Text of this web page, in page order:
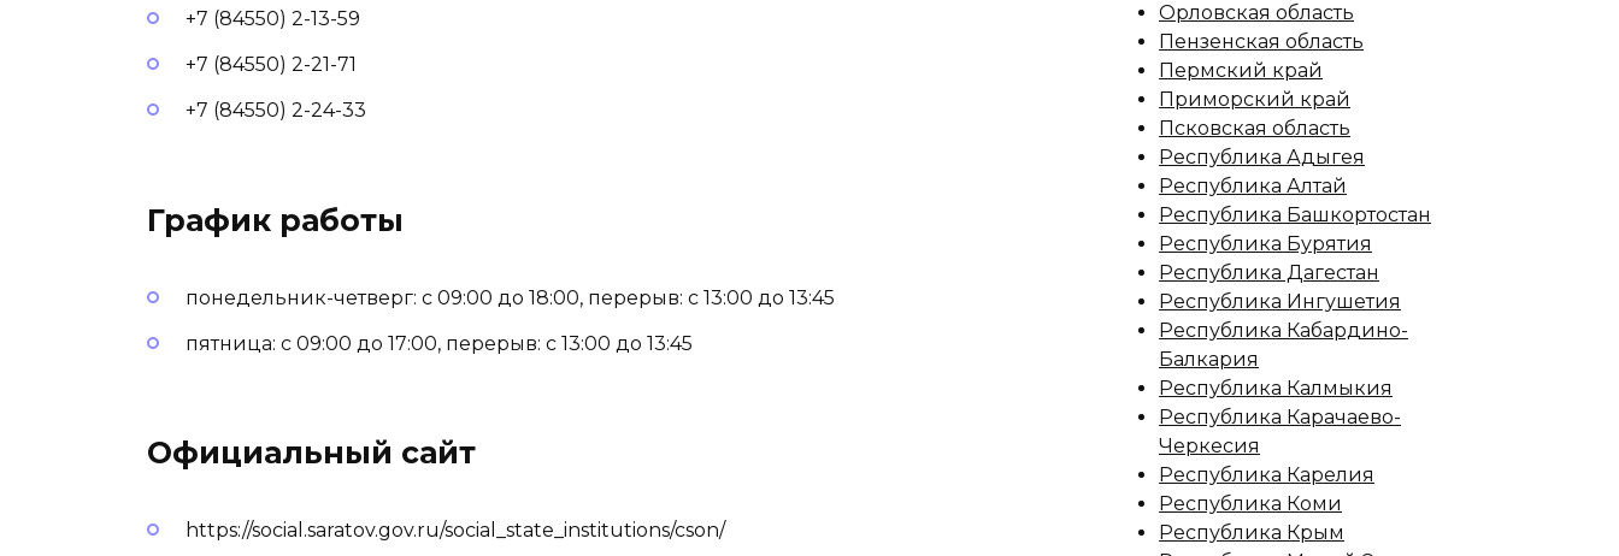
+7 (84550) 2-13-59
+7 (84550) 2-21-71
+7 (84550) 2-24-33
График работы
понедельник-четверг: с 09:00 до 18:00, перерыв: с 13:00 до 13:45
пятница: с 09:00 до 17:00, перерыв: с 13:00 до 13:45
Официальный сайт
https://social.saratov.gov.ru/social_state_institutions/cson/
Орловская область
Пензенская область
Пермский край
Приморский край
Псковская область
Республика Адыгея
Республика Алтай
Республика Башкортостан
Республика Бурятия
Республика Дагестан
Республика Ингушетия
Республика Кабардино-
Балкария
Республика Калмыкия
Республика Карачаево-
Черкесия
Республика Карелия
Республика Коми
Республика Крым